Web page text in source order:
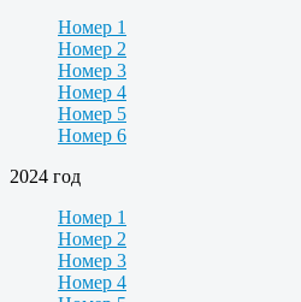
Номер 1
Номер 2
Номер 3
Номер 4
Номер 5
Номер 6
2024 год
Номер 1
Номер 2
Номер 3
Номер 4